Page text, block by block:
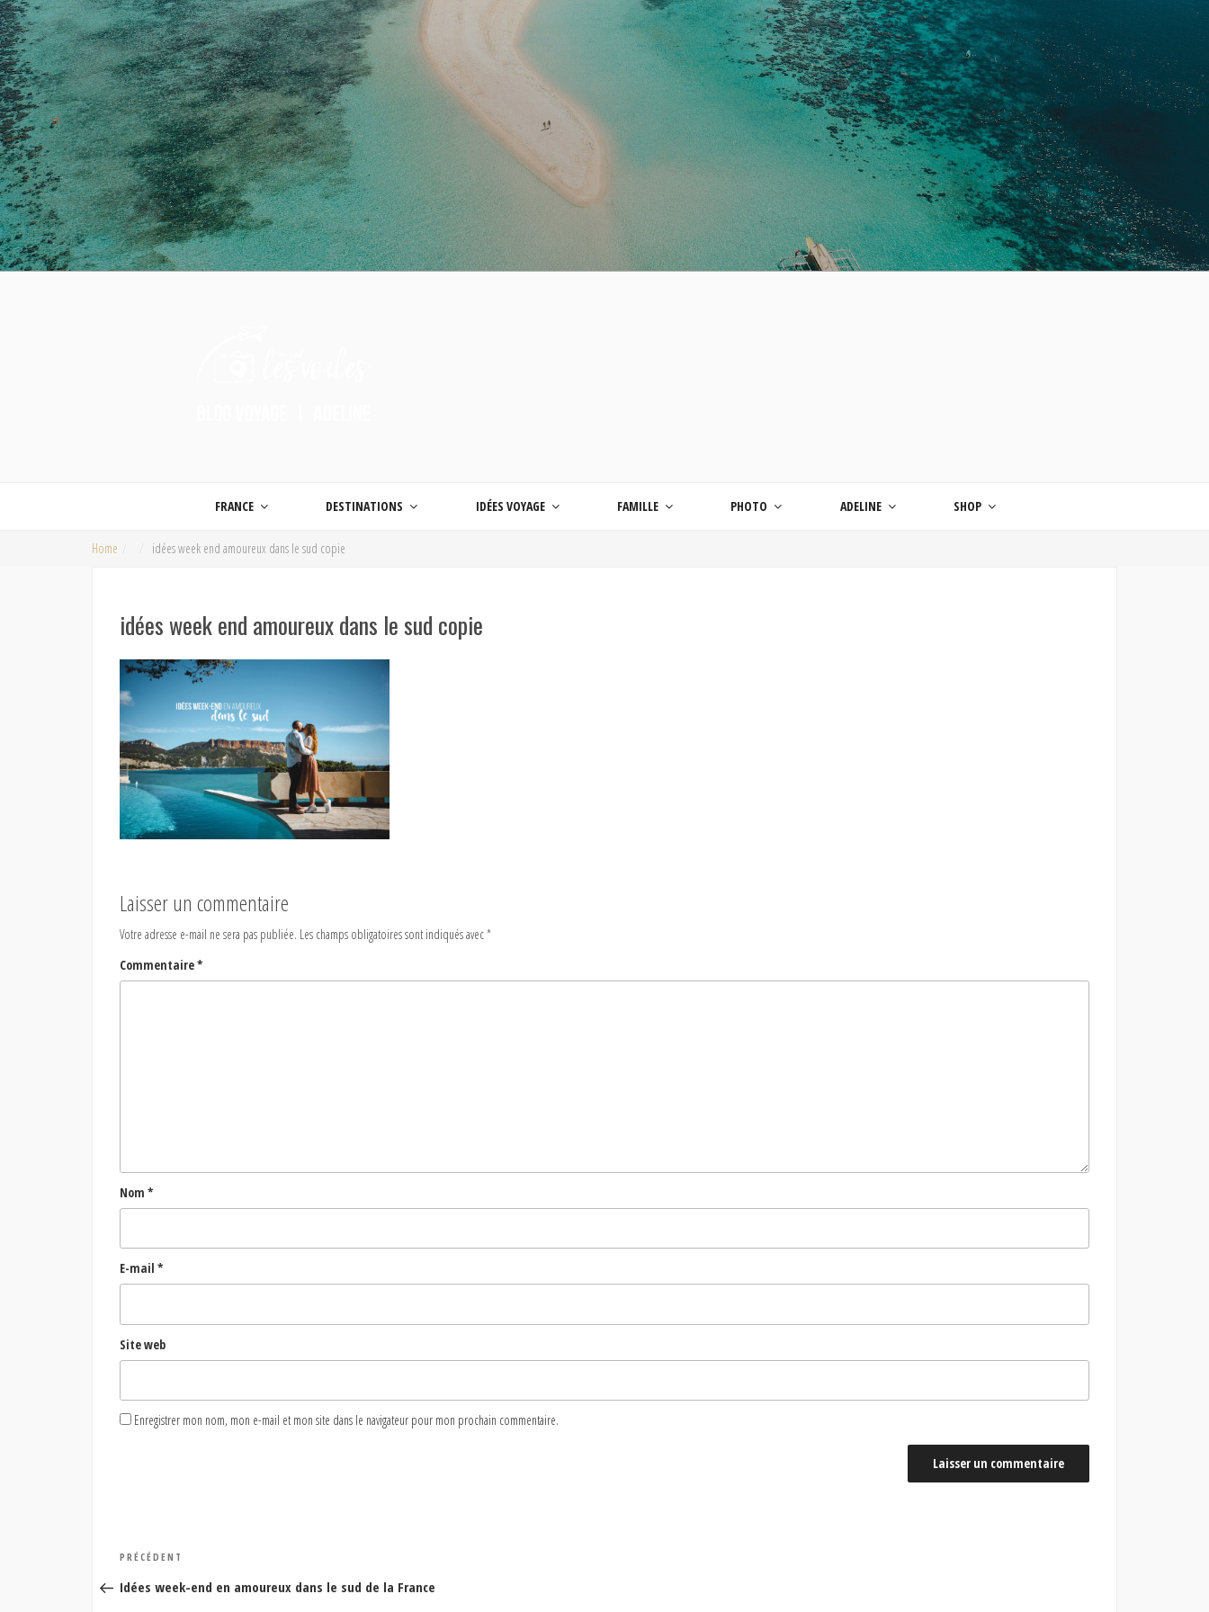
FRANCE DESTINATIONS IDÉES VOYAGE FAMILLE PHOTO ADELINE SHOP
Home idées week end amoureux dans le sud copie
idées week end amoureux dans le sud copie
Laisser un commentaire
Votre adresse e-mail ne sera pas publiée. Les champs obligatoires sont indiqués avec*
Commentaire*
Nom *
E-mail *
Site web
Enregistrer mon nom, mon e-mail et mon site dans le navigateur pour mon prochain commentaire.
Navigation
de
Article
précédent
PRÉCÉDENT
Idées week-end en amoureux dans le sud de la France